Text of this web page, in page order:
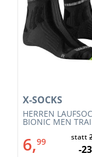
HERREN
BIONIC MEN
011)
X-SOCKS
6,99 statt
-